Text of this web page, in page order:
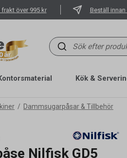
frakt över 995 kr Beställ
Kök &
Dammsugarpåsar & Tillbehör
Nilfisk GD5